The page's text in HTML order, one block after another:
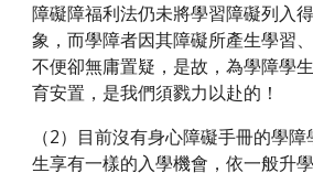
障礙障福利法仍未將學習障礙列入
象，而學障者因其障礙所產生學習
不便卻無庸置疑，是故，為學障學
育安置，是我們須戮力以赴的！
（2）目前沒有身心障礙手冊的學
生享有一樣的入學機會，依一般升